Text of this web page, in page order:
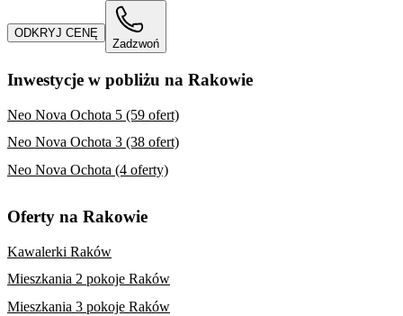
ODKRYJ CENĘ
Zadzwoń
Inwestycje w pobliżu na Rakowie
Neo Nova Ochota 5 (59 ofert)
Neo Nova Ochota 3 (38 ofert)
Neo Nova Ochota (4 oferty)
Oferty na Rakowie
Kawalerki Raków
Mieszkania 2 pokoje Raków
Mieszkania 3 pokoje Raków